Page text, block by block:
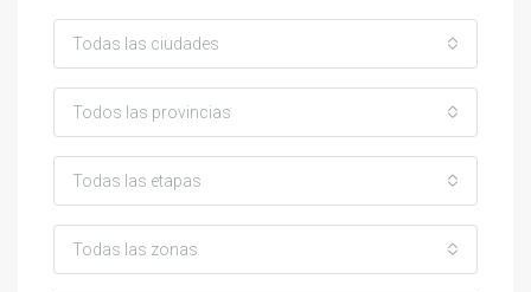
Todas las ciudades
Todos las provincias
Todas las etapas
Todas las zonas